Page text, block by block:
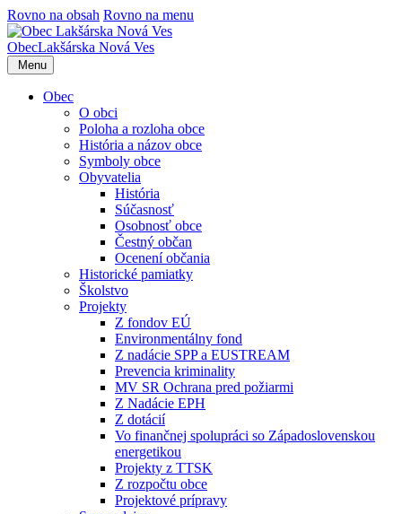
Rovno na obsah Rovno na menu
ObecLakšárska Nová Ves
Menu
Obec
O obci
Poloha a rozloha obce
História a názov obce
Symboly obce
Obyvatelia
História
Súčasnosť
Osobnosť obce
Čestný občan
Ocenení občania
Historické pamiatky
Školstvo
Projekty
Z fondov EÚ
Environmentálny fond
Z nadácie SPP a EUSTREAM
Prevencia kriminality
MV SR Ochrana pred požiarmi
Z Nadácie EPH
Z dotácií
Vo finančnej spolupráci so Západoslovenskou
energetikou
Projekty z TTSK
Z rozpočtu obce
Projektové prípravy